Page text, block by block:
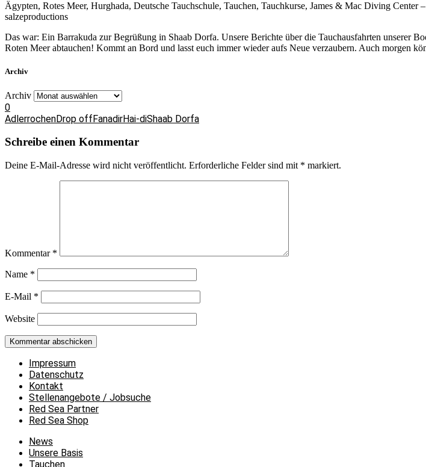
Ägypten, Rotes Meer, Hurghada, Deutsche Tauchschule, Tauchen, Tauchkurse, James & Mac Diving
salzeproductions
Das war: Ein Barrakuda zur Begrüßung in Shaab Dorfa. Unsere Berichte über die Tauchausfahrten unserer
Roten Meer abtauchen! Kommt an Bord und lasst euch immer wieder aufs Neue verzaubern. Auch morgen
Archiv
Archiv
0
AdlerrochenDrop offFanadirHai-diShaab Dorfa
Schreibe einen Kommentar
Deine E-Mail-Adresse wird nicht veröffentlicht. Erforderliche Felder sind mit * markiert.
Kommentar *
Name *
E-Mail *
Website
Impressum
Datenschutz
Kontakt
Stellenangebote / Jobsuche
Red Sea Partner
Red Sea Shop
News
Unsere Basis
Tauchen